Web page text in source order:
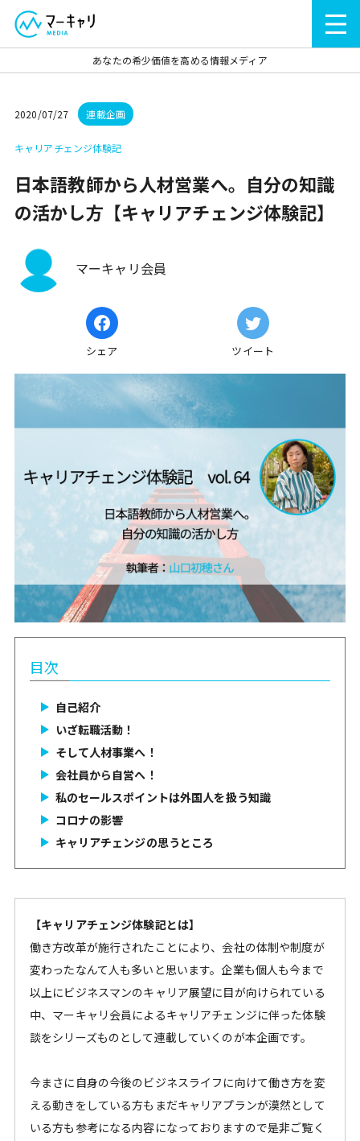
あなたの希少価値を高める情報メディア
2020/07/27 連載企画
キャリアチェンジ体験記
日本語教師から人材営業へ。自分の知識
の活かし方【キャリアチェンジ体験記】
マーキャリ会員
シェア ツイート
目次
自己紹介
いざ転職活動！
そして人材事業へ！
会社員から自営へ！
私のセールスポイントは外国人を扱う知識
コロナの影響
キャリアチェンジの思うところ
【キャリアチェンジ体験記とは】
働き方改革が施行されたことにより、会社の体制や制度が
変わったなんて人も多いと思います。企業も個人も今まで
以上にビジネスマンのキャリア展望に目が向けられている
中、マーキャリ会員によるキャリアチェンジに伴った体験
談をシリーズものとして連載していくのが本企画です。
今まさに自身の今後のビジネスライフに向けて働き方を変
える動きをしている方もまだキャリアプランが漠然として
いる方も参考になる内容になっておりますので是非ご覧く